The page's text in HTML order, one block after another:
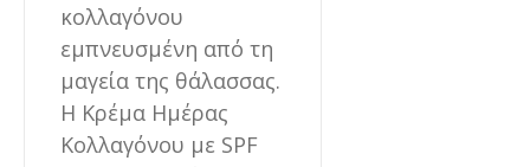
κολλαγόνου
εμπνευσμένη από τη
μαγεία της θάλασσας.
Η Κρέμα Ημέρας
Κολλαγόνου με SPF